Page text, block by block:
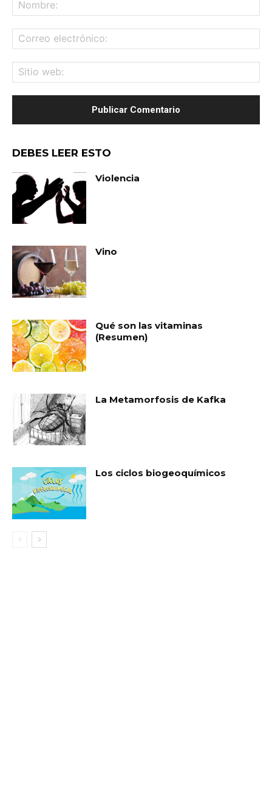
DEBES LEER ESTO
Violencia
Vino
Qué son las vitaminas
(Resumen)
La Metamorfosis de Kafka
Los ciclos biogeoquímicos